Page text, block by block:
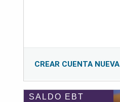
CREAR CUENTA NUEVA
SALDO EBT